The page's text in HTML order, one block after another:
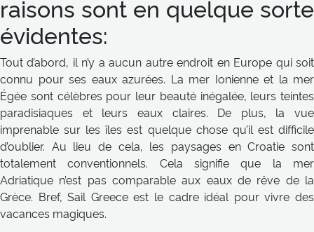
raisons sont en quelque sorte
évidentes:
Tout d’abord, il n’y a aucun autre endroit en Europe qui soit
connu pour ses eaux azurées. La mer Ionienne et la mer
Égée sont célèbres pour leur beauté inégalée, leurs teintes
paradisiaques et leurs eaux claires. De plus, la vue
imprenable sur les îles est quelque chose qu’il est difficile
d’oublier. Au lieu de cela, les paysages en Croatie sont
totalement conventionnels. Cela signifie que la mer
Adriatique n’est pas comparable aux eaux de rêve de la
Grèce. Bref, Sail Greece est le cadre idéal pour vivre des
vacances magiques.